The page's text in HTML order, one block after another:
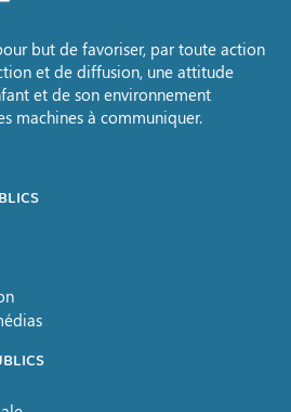
but de favoriser, par toute action
et de diffusion, une attitude
et de son environnement
machines à communiquer.